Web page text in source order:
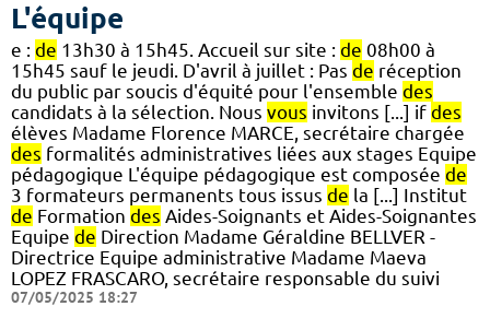
L'équipe
e : de 13h30 à 15h45. Accueil sur site : de 08h00 à
15h45 sauf le jeudi. D'avril à juillet : Pas de réception
du public par soucis d'équité pour l'ensemble des
candidats à la sélection. Nous vous invitons [...] if des
élèves Madame Florence MARCE, secrétaire chargée
des formalités administratives liées aux stages Equipe
pédagogique L'équipe pédagogique est composée de
3 formateurs permanents tous issus de la [...] Institut
de Formation des Aides-Soignants et Aides-Soignantes
Equipe de Direction Madame Géraldine BELLVER -
Directrice Equipe administrative Madame Maeva
LOPEZ FRASCARO, secrétaire responsable du suivi
07/05/2025 18:27